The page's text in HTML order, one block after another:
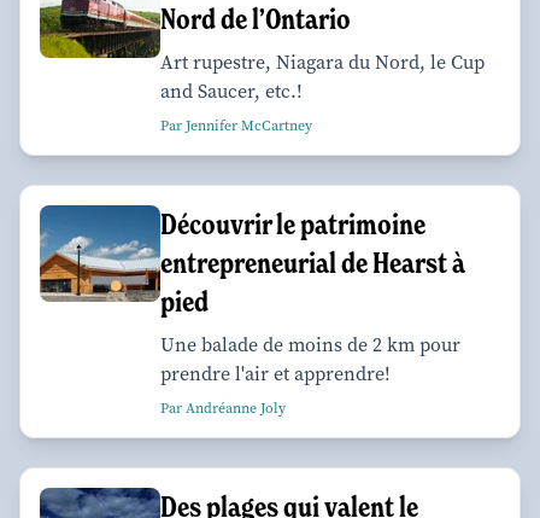
Nord de l’Ontario
Art rupestre, Niagara du Nord, le Cup
and Saucer, etc.!
Par Jennifer McCartney
Découvrir le patrimoine
entrepreneurial de Hearst à
pied
Une balade de moins de 2 km pour
prendre l'air et apprendre!
Par Andréanne Joly
Des plages qui valent le